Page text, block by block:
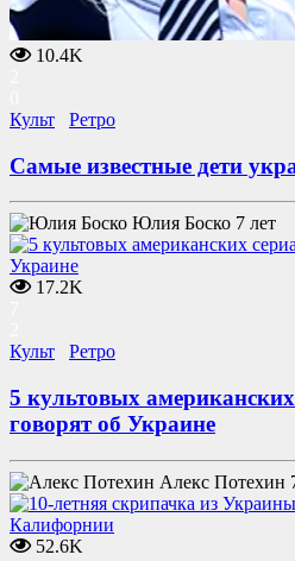
10.4K
Культ
Ретро
Самые известные дети
Юлия Боско 7 лет
17.2K
Культ
Ретро
5 культовых американских
говорят об Украине
Алекс Потехин
52.6K